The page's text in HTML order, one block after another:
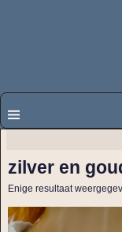
zilver en
Enige resultaat